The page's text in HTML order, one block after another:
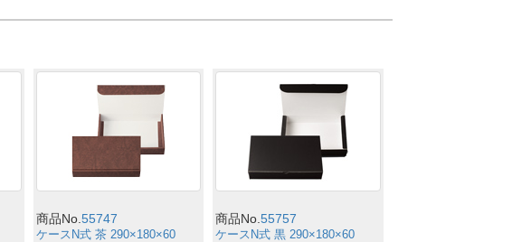
商品No. 55747
ケースN式 茶 290×180×60
商品No.55757
ケースN式 黒 290×180×60